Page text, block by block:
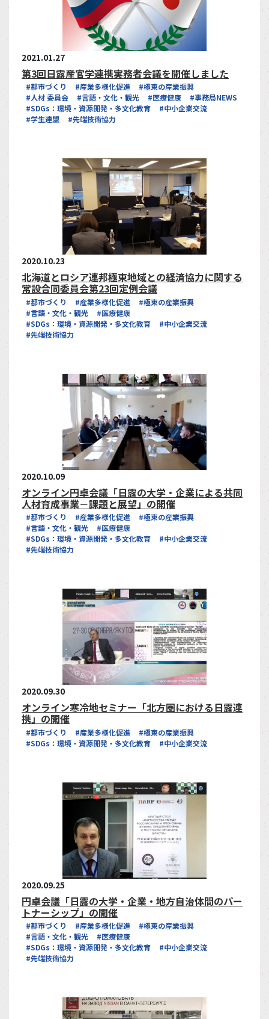
2021.01.27
第3回日露産官学連携実務者会議を開催しました
#都市づくり #産業多様化促進
#極東の産業振興
#人材 委員会
#言語・文化・観光 #医療健康
#事務局NEWS
#SDGs：環境・資源開発・多文化教育
#中小企業交流
#学生連盟
#先端技術協力
2020.10.23
北海道とロシア連邦極東地域との経済協力に関する
常設合同委員会第23回定例会議
#都市づくり #産業多様化促進
#極東の産業振興
#言語・文化・観光
#医療健康
#SDGs：環境・資源開発・多文化教育
#中小企業交流
#先端技術協力
2020.10.09
オンライン円卓会議「日露の大学・企業による共同
人材育成事業－課題と展望」の開催
#都市づくり #産業多様化促進
#極東の産業振興
#言語・文化・観光
#医療健康
#SDGs：環境・資源開発・多文化教育
#中小企業交流
#先端技術協力
2020.09.30
オンライン寒冷地セミナー「北方圏における日露連
携」の開催
#都市づくり #産業多様化促進
#極東の産業振興
#SDGs：環境・資源開発・多文化教育
#中小企業交流
2020.09.25
円卓会議「日露の大学・企業・地方自治体間のパー
トナーシップ」の開催
#都市づくり #産業多様化促進
#極東の産業振興
#言語・文化・観光
#医療健康
#SDGs：環境・資源開発・多文化教育
#中小企業交流
#先端技術協力